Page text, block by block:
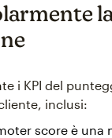
i KPI del
inclusi:
score è una